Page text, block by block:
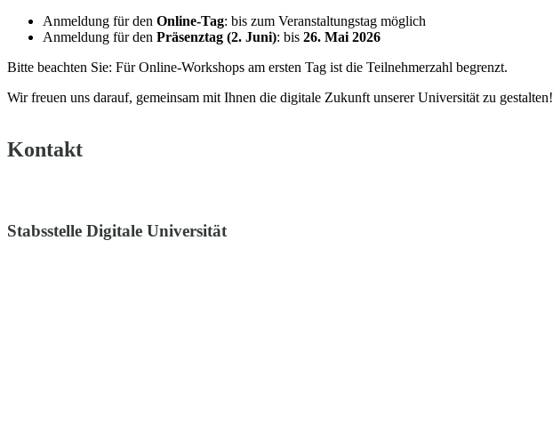
Anmeldung für den Online-Tag: bis zum Veranstaltungstag möglich
Anmeldung für den Präsenztag (2. Juni): bis 26. Mai 2026
Bitte beachten Sie: Für Online-Workshops am ersten Tag ist die Teilnehmerzahl begrenzt.
Wir freuen uns darauf, gemeinsam mit Ihnen die digitale Zukunft unserer Universität zu gestalten!
Kontakt
Stabsstelle Digitale Universität